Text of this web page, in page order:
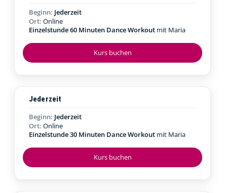
Kurs buchen
Beginn: Jederzeit
Ort: Online
Einzelstunde 60 Minuten Dance Workout mit Maria
Kurs buchen
Jederzeit
Beginn: Jederzeit
Ort: Online
Einzelstunde 30 Minuten Dance Workout mit Maria